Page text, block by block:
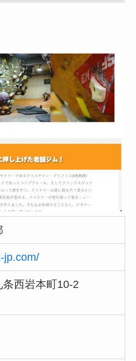
jp.com/
西岩本町10-2